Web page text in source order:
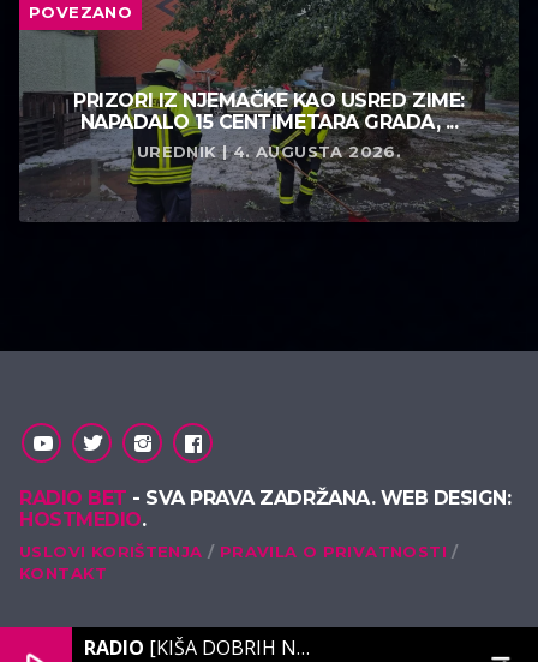
POVEZANO
PRIZORI IZ NJEMAČKE KAO USRED ZIME:
NAPADALO 15 CENTIMETARA GRADA, ...
UREDNIK | 4. AUGUSTA 2026.
RADIO BET - SVA PRAVA ZADRŽANA. WEB DESIGN:
HOSTMEDIO.
USLOVI KORIŠTENJA
PRAVILA O PRIVATNOSTI
KONTAKT
RADIO [KIŠA DOBRIH NOTA]